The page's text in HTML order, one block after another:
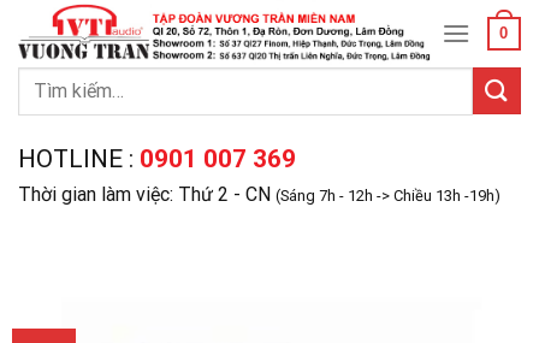
content
0
Tìm
HOTLINE : 0901 007 369
Thời gian làm việc: Thứ 2 - CN (Sáng 7h - 12h -> Chiều 13h -19h)